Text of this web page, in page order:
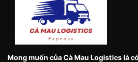
Mong muốn của Cà Mau Logistics là